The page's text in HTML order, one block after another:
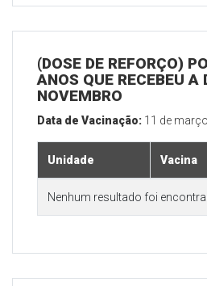
(DOSE DE REFORÇO)
ANOS QUE RECEBEU A
NOVEMBRO
Data de Vacinação: 11 de
Unidade Vacina
Nenhum resultado foi